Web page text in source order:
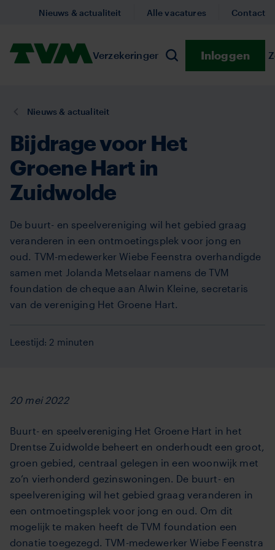
Overslaan
de
Homepage,
Verzekeringen SubmenuPreventie
Zoeken
Inloggen
Nieuws & actualiteit Alle vacatures Contact
U
hier:
Nieuws & actualiteit
Bijdrage voor Het
Groene Hart in
Zuidwolde
De buurt- en speelvereniging wil het gebied graag
veranderen in een ontmoetingsplek voor jong en
oud. TVM-medewerker Wiebe Feenstra overhandigde
samen met Jolanda Metselaar namens de TVM
foundation de cheque aan Alwin Kleine, secretaris
van de vereniging Het Groene Hart.
Leestijd: 2 minuten
20 mei 2022
Buurt- en speelvereniging Het Groene Hart in het
Drentse Zuidwolde beheert en onderhoudt een groot,
groen gebied, centraal gelegen in een woonwijk met
zo’n vierhonderd gezinswoningen. De buurt- en
speelvereniging wil het gebied graag veranderen in
een ontmoetingsplek voor jong en oud. Om dit
mogelijk te maken heeft de TVM foundation een
donatie toegezegd. TVM-medewerker Wiebe Feenstra